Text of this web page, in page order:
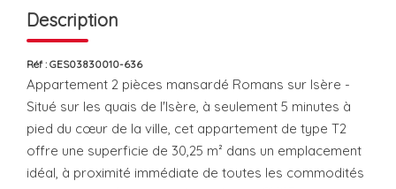
Description
Réf : GES03830010-636
Appartement 2 pièces mansardé Romans sur Isère -
Situé sur les quais de l'Isère, à seulement 5 minutes à
pied du cœur de la ville, cet appartement de type T2
offre une superficie de 30,25 m² dans un emplacement
idéal, à proximité immédiate de toutes les commodités